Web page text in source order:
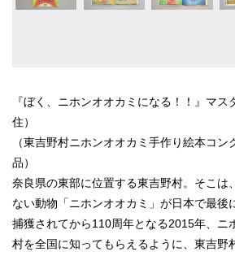
『ぼく、ニホンオオカミになる！！』マ
住）
（東吉野村ニホンオオカミ手作り絵本コ
品）
奈良県の東部に位置する東吉野村。そこは
ない動物「ニホンオオカミ」が日本で最後
捕獲されてから110周年となる2015年、ニ
村を全国に知ってもらえるように、東吉野